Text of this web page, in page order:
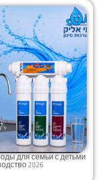
для семьи с детьми
2026